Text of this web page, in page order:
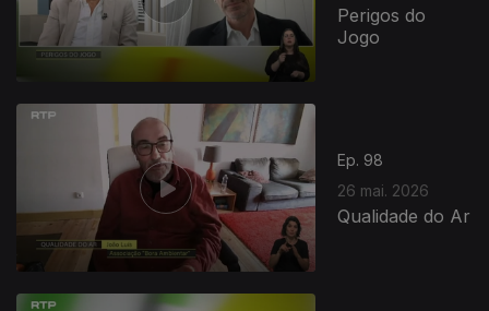
Perigos do
Jogo
Ep. 98
26 mai. 2026
Qualidade do Ar